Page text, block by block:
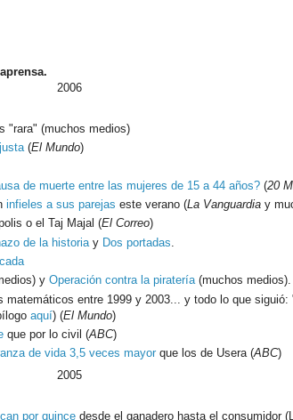
2006
"rara" (muchos medios)
(El Mundo)
de muerte entre las mujeres de 15 a 44 años? (20
infieles a sus parejas este verano (La Vanguardia y
o el Taj Majal (El Correo)
de la historia y Dos portadas
y Operación contra la piratería(muchos medios).
entre 1999 y 2003... y todo lo que siguió:
aquí) (El Mundo)
que por lo civil (ABC)
de vida 3,5 veces mayor que los de Usera (ABC)
2005
por quince desde el ganadero hasta el consumidor